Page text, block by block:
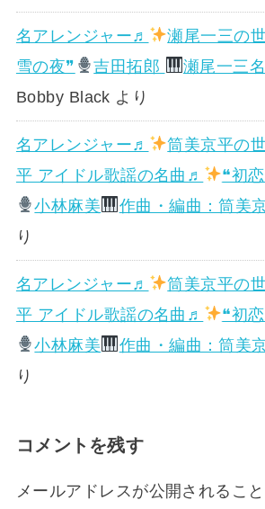
名アレンジャー♬ 瀬尾一三の
雪の夜❞
吉田拓郎 瀬尾一三
Bobby Black より
名アレンジャー♬ 筒美京平の
平 アイドル歌謡の名曲♬
❝初
小林麻美
作曲・編曲：筒美
り
名アレンジャー♬ 筒美京平の
平 アイドル歌謡の名曲♬
❝初
小林麻美
作曲・編曲：筒美
り
コメントを残す
メールアドレスが公開されること